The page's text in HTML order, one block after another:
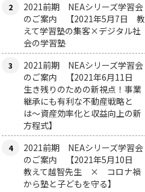
2021前期 NEAシリーズ学習会
のご案内 【2021年5月7日 教
えて学習塾の集客×デジタル社
会の学習塾
2021前期 NEAシリーズ学習会
のご案内 【2021年6月11日
生き残りのための新視点！事業
継承にも有利な不動産戦略と
は〜資産効率化と収益向上の新
方程式】
2021前期 NEAシリーズ学習会
のご案内 【2021年5月10日
教えて越智先生 × コロナ禍
から塾と子どもを守る】